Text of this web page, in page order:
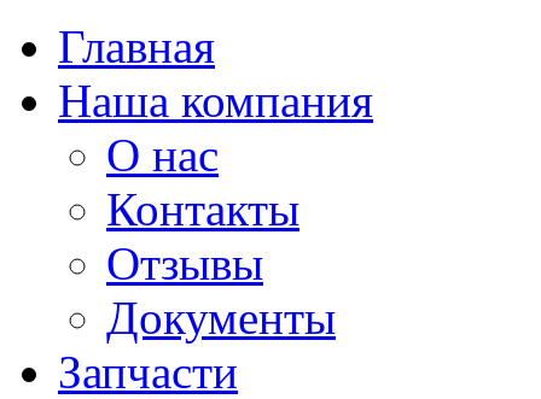
Главная
Наша компания
О нас
Контакты
Отзывы
Документы
Запчасти